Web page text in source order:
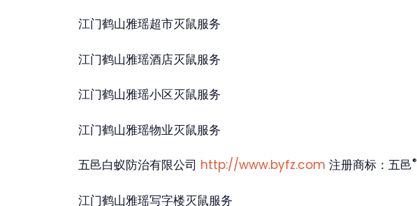
江门鹤山雅瑶超市灭鼠服务
江门鹤山雅瑶酒店灭鼠服务
江门鹤山雅瑶小区灭鼠服务
江门鹤山雅瑶物业灭鼠服务
五邑白蚁防治有限公司 http://www.byfz.com 注册商标：五邑®
江门鹤山雅瑶写字楼灭鼠服务